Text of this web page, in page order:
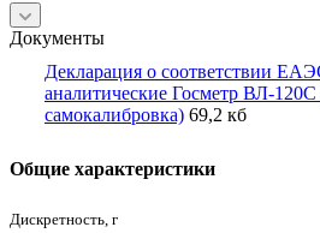
Документы
Декларация о соответствии
аналитические Госметр ВЛ-120С
самокалибровка) 69,2 кб
Общие характеристики
Дискретность, г